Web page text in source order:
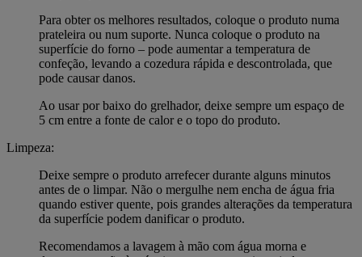
Para obter os melhores resultados, coloque o produto numa
prateleira ou num suporte. Nunca coloque o produto na
superfície do forno – pode aumentar a temperatura de
confeção, levando a cozedura rápida e descontrolada, que
pode causar danos.
Ao usar por baixo do grelhador, deixe sempre um espaço de
5 cm entre a fonte de calor e o topo do produto.
Limpeza:
Deixe sempre o produto arrefecer durante alguns minutos
antes de o limpar. Não o mergulhe nem encha de água fria
quando estiver quente, pois grandes alterações da temperatura
da superfície podem danificar o produto.
Recomendamos a lavagem à mão com água morna e